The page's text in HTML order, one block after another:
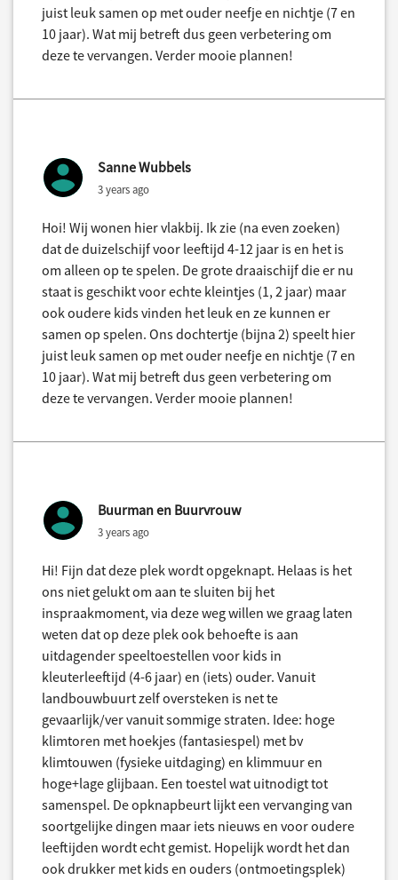
juist leuk samen op met ouder neefje en nichtje (7 en
10 jaar). Wat mij betreft dus geen verbetering om
deze te vervangen. Verder mooie plannen!
Sanne Wubbels
3 years ago
Hoi! Wij wonen hier vlakbij. Ik zie (na even zoeken)
dat de duizelschijf voor leeftijd 4-12 jaar is en het is
om alleen op te spelen. De grote draaischijf die er nu
staat is geschikt voor echte kleintjes (1, 2 jaar) maar
ook oudere kids vinden het leuk en ze kunnen er
samen op spelen. Ons dochtertje (bijna 2) speelt hier
juist leuk samen op met ouder neefje en nichtje (7 en
10 jaar). Wat mij betreft dus geen verbetering om
deze te vervangen. Verder mooie plannen!
Buurman en Buurvrouw
3 years ago
Hi! Fijn dat deze plek wordt opgeknapt. Helaas is het
ons niet gelukt om aan te sluiten bij het
inspraakmoment, via deze weg willen we graag laten
weten dat op deze plek ook behoefte is aan
uitdagender speeltoestellen voor kids in
kleuterleeftijd (4-6 jaar) en (iets) ouder. Vanuit
landbouwbuurt zelf oversteken is net te
gevaarlijk/ver vanuit sommige straten. Idee: hoge
klimtoren met hoekjes (fantasiespel) met bv
klimtouwen (fysieke uitdaging) en klimmuur en
hoge+lage glijbaan. Een toestel wat uitnodigt tot
samenspel. De opknapbeurt lijkt een vervanging van
soortgelijke dingen maar iets nieuws en voor oudere
leeftijden wordt echt gemist. Hopelijk wordt het dan
ook drukker met kids en ouders (ontmoetingsplek)